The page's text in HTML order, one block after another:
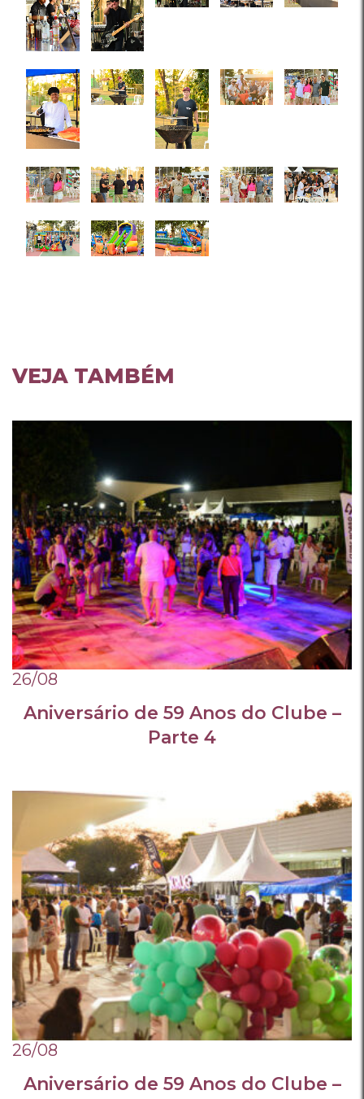
VEJA TAMBÉM
26/08
Aniversário de 59 Anos do Clube –
Parte 4
26/08
Aniversário de 59 Anos do Clube –